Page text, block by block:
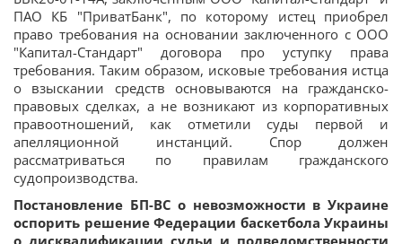
ПАО КБ "ПриватБанк", по которому истец приобрел
право требования на основании заключенного с ООО
"Капитал-Стандарт" договора про уступку права
требования. Таким образом, исковые требования истца
о взыскании средств основываются на гражданско-
правовых сделках, а не возникают из корпоративных
правоотношений, как отметили суды первой и
апелляционной инстанций. Спор должен
рассматриваться по правилам гражданского
судопроизводства.
Постановление БП-ВС о невозможности в Украине
оспорить решение Федерации баскетбола Украины
о дисквалификации судьи и подведомственности